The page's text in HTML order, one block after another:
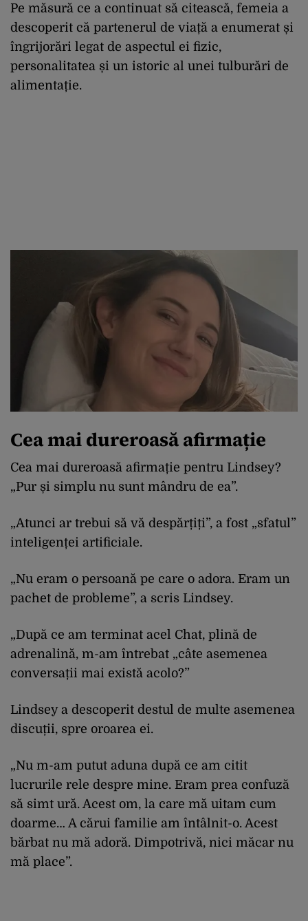
Pe măsură ce a continuat să citească, femeia a
descoperit că partenerul de viață a enumerat și
îngrijorări legat de aspectul ei fizic,
personalitatea și un istoric al unei tulburări de
alimentație.
Cea mai dureroasă afirmație
Cea mai dureroasă afirmație pentru Lindsey?
„Pur și simplu nu sunt mândru de ea”.
„Atunci ar trebui să vă despărțiți”, a fost „sfatul”
inteligenței artificiale.
„Nu eram o persoană pe care o adora. Eram un
pachet de probleme”, a scris Lindsey.
„După ce am terminat acel Chat, plină de
adrenalină, m-am întrebat „câte asemenea
conversații mai există acolo?”
Lindsey a descoperit destul de multe asemenea
discuții, spre oroarea ei.
„Nu m-am putut aduna după ce am citit
lucrurile rele despre mine. Eram prea confuză
să simt ură. Acest om, la care mă uitam cum
doarme… A cărui familie am întâlnit-o. Acest
bărbat nu mă adoră. Dimpotrivă, nici măcar nu
mă place”.